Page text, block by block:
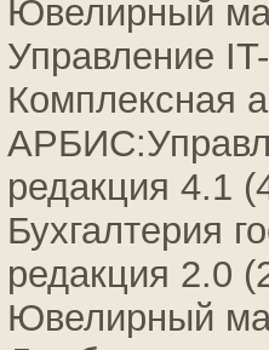
Ювелирный
Управление
Комплексная
редакция 4.1
Бухгалтерия
редакция 2.0
Ювелирный